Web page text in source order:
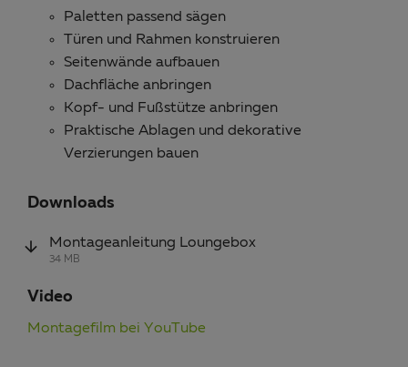
Paletten passend sägen
Türen und Rahmen konstruieren
Seitenwände aufbauen
Dachfläche anbringen
Kopf- und Fußstütze anbringen
Praktische Ablagen und dekorative
Verzierungen bauen
Downloads
Montageanleitung Loungebox
34 MB
Video
Montagefilm bei YouTube